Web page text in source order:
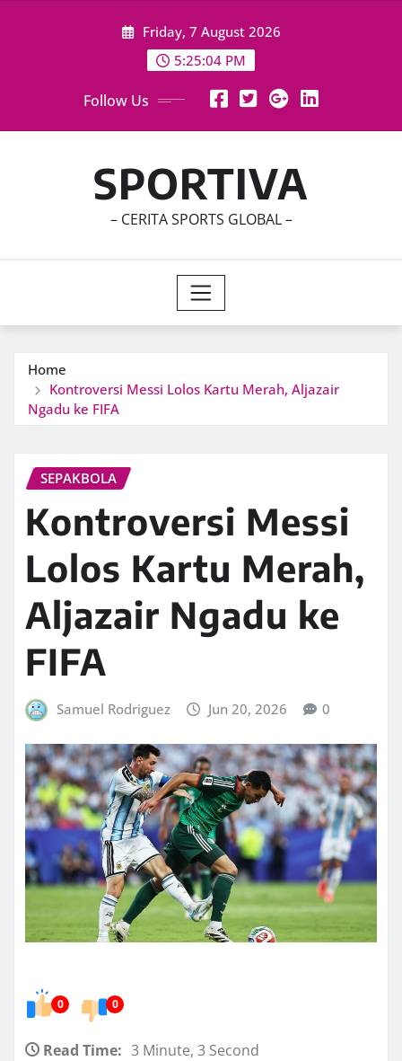
Friday, 7 August 2026
5:25:05 PM
Follow Us
SPORTIVA
– CERITA SPORTS GLOBAL –
Home
Kontroversi Messi Lolos Kartu Merah, Aljazair
Ngadu ke FIFA
SEPAKBOLA
Kontroversi Messi
Lolos Kartu Merah,
Aljazair Ngadu ke
FIFA
Samuel Rodriguez Jun 20, 2026 0
0 0
Read Time: 3 Minute, 3 Second